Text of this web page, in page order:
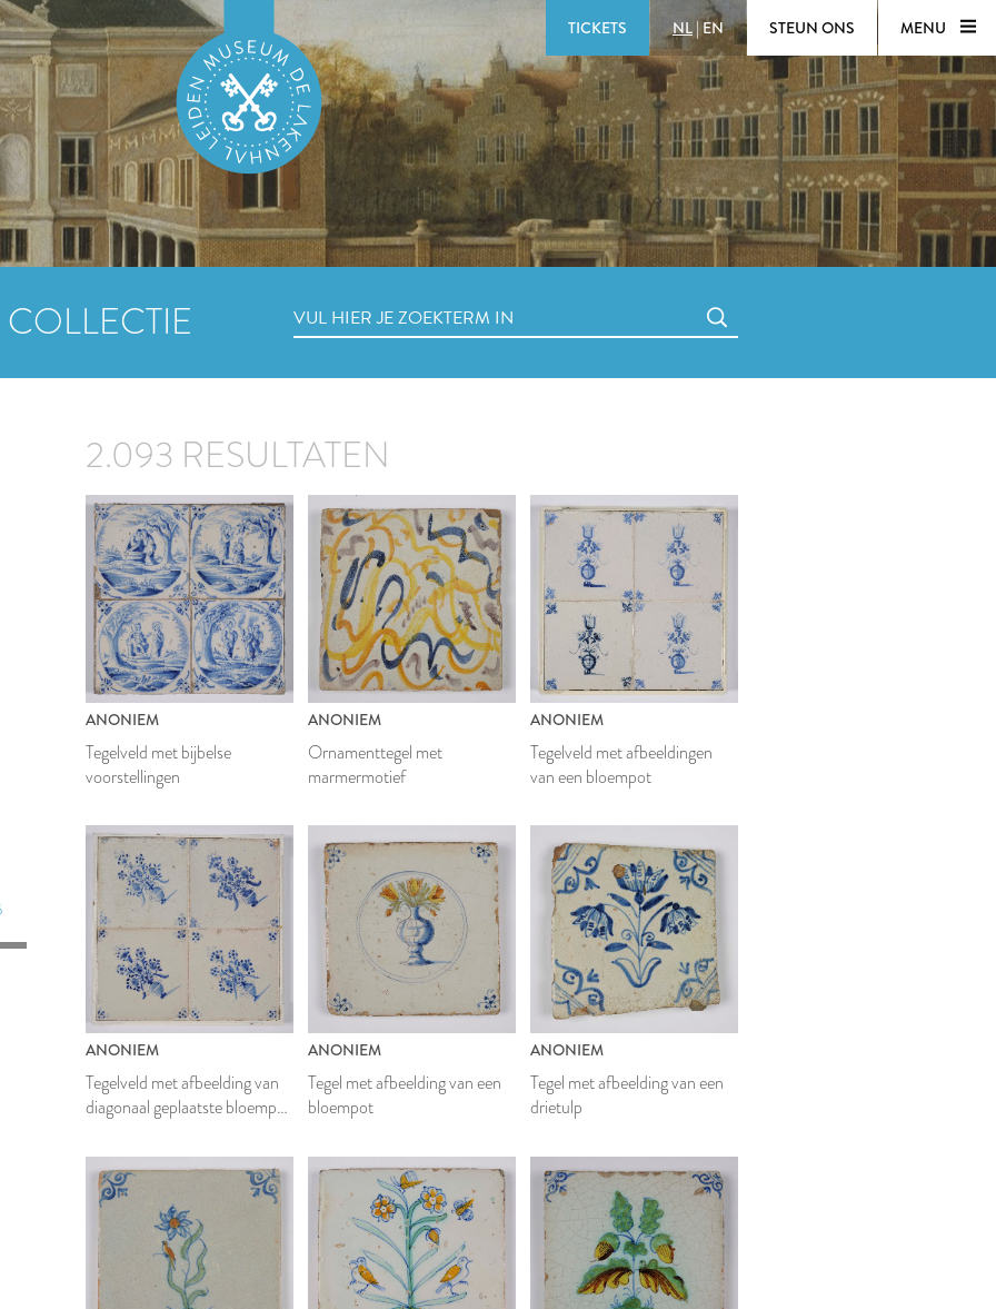
TICKETS NL| EN STEUN ONS MENU
2.093 RESULTATEN
ANONIEM
Tegelveld met bijbelse
voorstellingen
ANONIEM
Ornamenttegel met
marmermotief
ANONIEM
Tegelveld met afbeeldingen
van een bloempot
ANONIEM
Tegelveld met afbeelding van
diagonaal geplaatste bloempot
ANONIEM
Tegel met afbeelding van een
bloempot
ANONIEM
Tegel met afbeelding van een
drietulp